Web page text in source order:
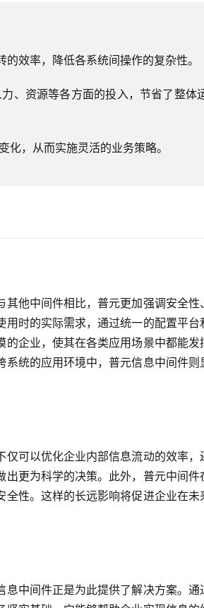
效率，降低各系统间操作的复杂性。
、资源等各方面的投入，节省了整体
，从而实施灵活的业务策略。
他中间件相比，普元更加强调安全性
时的实际需求，通过统一的配置平台
企业，使其在各类应用场景中都能发
统的应用环境中，普元信息中间件则
可以优化企业内部信息流动的效率，
更为科学的决策。此外，普元中间件
性。这样的长远影响将促进企业在未
中间件正是为此提供了解决方案。通